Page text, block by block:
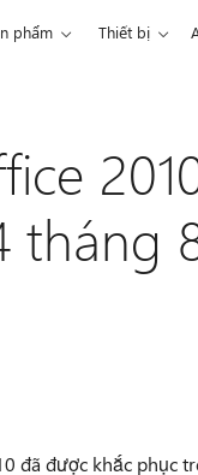
phẩm Thiết bị
tháng
đã được khắc phục